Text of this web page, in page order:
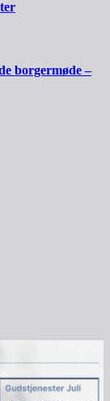
borgermøde –